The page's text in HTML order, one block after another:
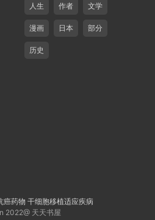
人生 作者 文学
漫画 日本 部分
历史
癌药物 干细胞移植适应疾病
2022@ 天天书屋